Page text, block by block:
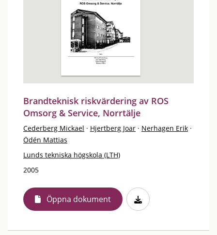
Brandteknisk riskvärdering av ROS
Omsorg & Service, Norrtälje
Cederberg Mickael · Hjertberg Joar · Nerhagen Erik ·
Ödén Mattias
Lunds tekniska högskola (LTH)
2005
Öppna dokument